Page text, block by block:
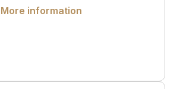
More information